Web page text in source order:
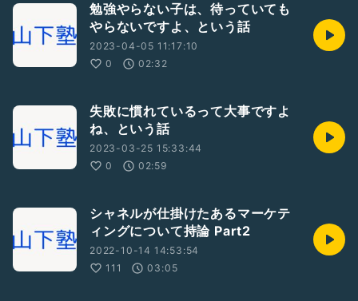
勉強やらない子は、待っていても
やらないですよ、という話
2023-04-05 11:17:10
0
02:32
失敗に慣れているって大事ですよ
ね、という話
2023-03-25 15:33:44
0
02:59
シャネルが仕掛けたあるマーケテ
ィングについて持論 Part2
2022-10-14 14:53:54
111
03:05